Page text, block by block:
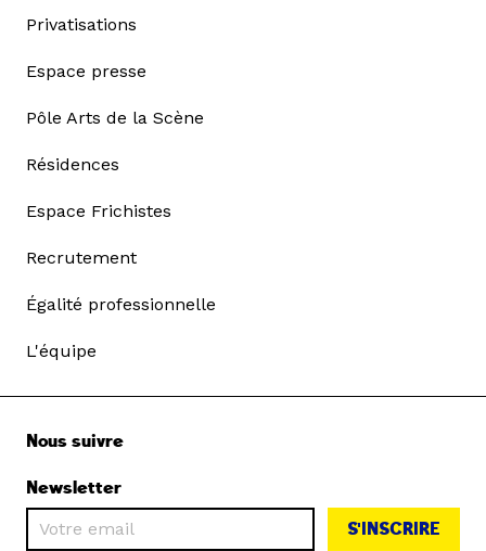
Privatisations
Espace presse
Pôle Arts de la Scène
Résidences
Espace Frichistes
Recrutement
Égalité professionnelle
L'équipe
Nous suivre
Newsletter
S'INSCRIRE